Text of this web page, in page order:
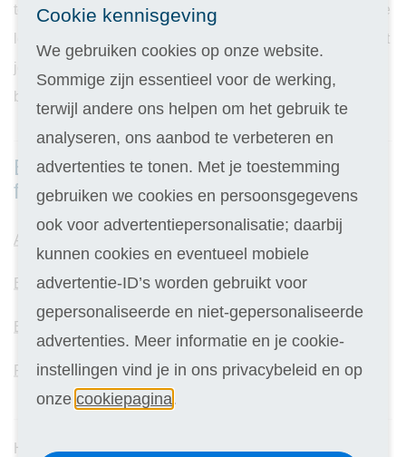
toetsmethoden zorgen we ervoor dat je razendsnel door de
leerstof heen kunt gaan. Je kunt op elk moment starten met
je cursus en examen afleggen wanneer jij er klaar voor
bent.
Bekijk hieronder onze opleidingen in de
financiële branche:
Administratief bediende
Basiskennis boekhouden
Excel
Rapporteren
Heb jij iets met cijfers, houd je van rekenen en van
Cookie kennisgeving
We gebruiken cookies op onze website.
Sommige zijn essentieel voor de werking,
terwijl andere ons helpen om het gebruik te
analyseren, ons aanbod te verbeteren en
advertenties te tonen. Met je toestemming
gebruiken we cookies en persoonsgegevens
ook voor advertentiepersonalisatie; daarbij
kunnen cookies en eventueel mobiele
advertentie-ID’s worden gebruikt voor
gepersonaliseerde en niet-gepersonaliseerde
advertenties. Meer informatie en je cookie-
instellingen vind je in ons privacybeleid en op
onze cookiepagina .